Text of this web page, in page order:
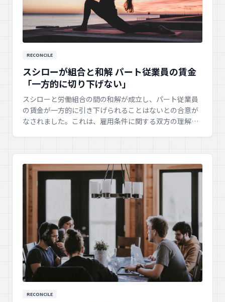
RECONCILE
スシローが組合と和解 パート従業員の賃金
「一方的に切り下げない」
スシローと労働組合の間の和解が成立し、パート従業員
の賃金が一方的に引き下げられることはないとの合意が
なされました。これは、雇用条件に関する双方の理解と
RECONCILE